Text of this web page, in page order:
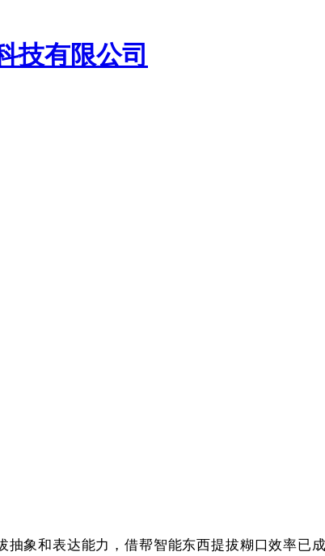
和表达能力，借帮智能东西提拔糊口效率已